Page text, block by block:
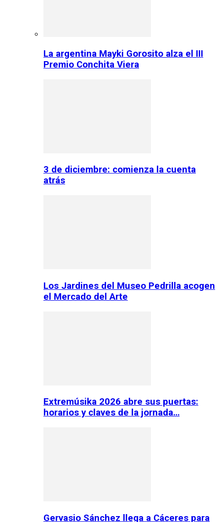
La argentina Mayki Gorosito alza el III
Premio Conchita Viera
3 de diciembre: comienza la cuenta
atrás
Los Jardines del Museo Pedrilla acogen
el Mercado del Arte
Extremúsika 2026 abre sus puertas:
horarios y claves de la jornada…
Gervasio Sánchez llega a Cáceres para